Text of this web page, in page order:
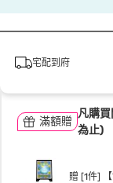
宅配到府
滿額贈
凡購
為止)
贈 [1件]